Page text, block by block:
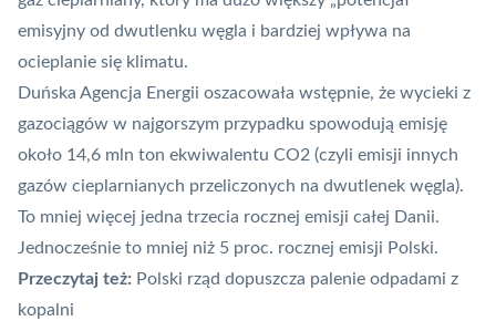
emisyjny od dwutlenku węgla i bardziej wpływa na
ocieplanie się klimatu.
Duńska Agencja Energii oszacowała wstępnie, że wycieki z
gazociągów w najgorszym przypadku spowodują emisję
około 14,6 mln ton ekwiwalentu CO2 (czyli emisji innych
gazów cieplarnianych przeliczonych na dwutlenek węgla).
To mniej więcej jedna trzecia rocznej emisji całej Danii.
Jednocześnie to mniej niż 5 proc. rocznej emisji Polski.
Przeczytaj też: Polski rząd dopuszcza palenie odpadami z
kopalni